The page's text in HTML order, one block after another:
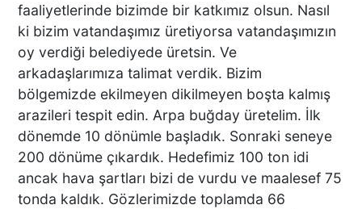
DENİZLİ’NİN İLÇESİNDE KAR
YAĞIŞI BAŞLADI
PAMUKKALE’DE YÜREK
BURKAN GÖRÜNTÜ:
UYUŞTURUCU ETKİSİNDEKİ
ÇOCUK YAĞMUR ALTINDA
faaliyetlerinde bizimde bir katkımız olsun. Nasıl
ki bizim vatandaşımız üretiyorsa vatandaşımızın
oy verdiği belediyede üretsin. Ve
arkadaşlarımıza talimat verdik. Bizim
bölgemizde ekilmeyen dikilmeyen boşta kalmış
arazileri tespit edin. Arpa buğday üretelim. İlk
dönemde 10 dönümle başladık. Sonraki seneye
200 dönüme çıkardık. Hedefimiz 100 ton idi
ancak hava şartları bizi de vurdu ve maalesef 75
tonda kaldık. Gözlerimizde toplamda 66